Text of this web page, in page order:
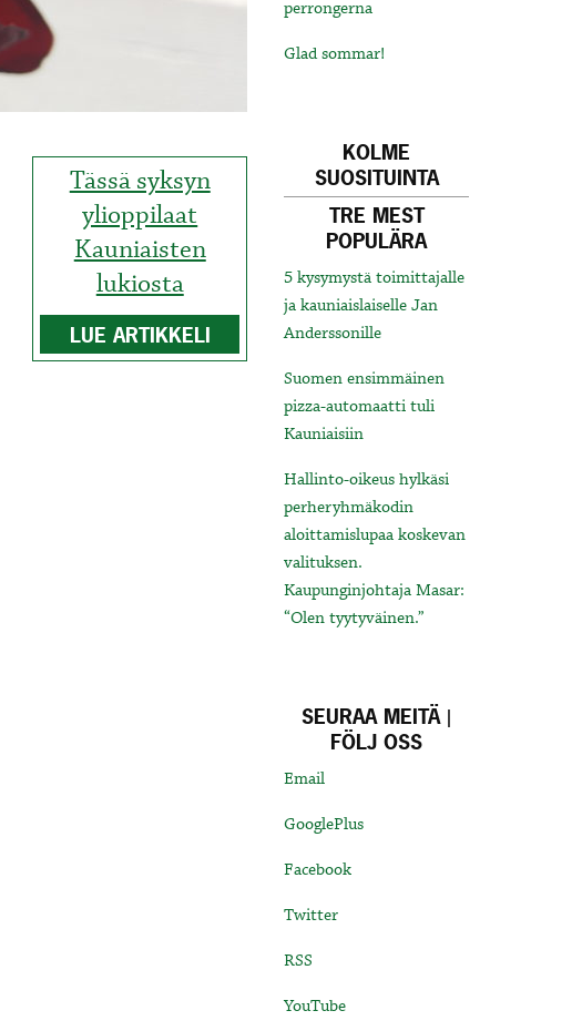
Tässä syksyn
ylioppilaat
Kauniaisten
lukiosta
LUE ARTIKKELI
perrongerna
Glad sommar!
KOLME
SUOSITUINTA
TRE MEST
POPULÄRA
5 kysymystä toimittajalle
ja kauniaislaiselle Jan
Anderssonille
Suomen ensimmäinen
pizza-automaatti tuli
Kauniaisiin
Hallinto-oikeus hylkäsi
perheryhmäkodin
aloittamislupaa koskevan
valituksen.
Kaupunginjohtaja Masar:
“Olen tyytyväinen.”
SEURAA MEITÄ |
FÖLJ OSS
Email
GooglePlus
Facebook
Twitter
RSS
YouTube